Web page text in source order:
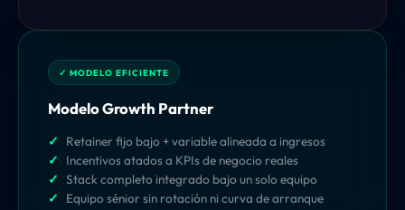
Modelo Growth Partner
Retainer fijo bajo + variable alineada a ingresos
Incentivos atados a KPIs de negocio reales
Stack completo integrado bajo un solo equipo
Equipo sénior sin rotación ni curva de arranque